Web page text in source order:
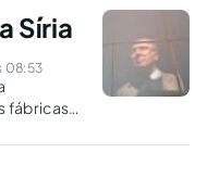
Síria
08:53
fábricas